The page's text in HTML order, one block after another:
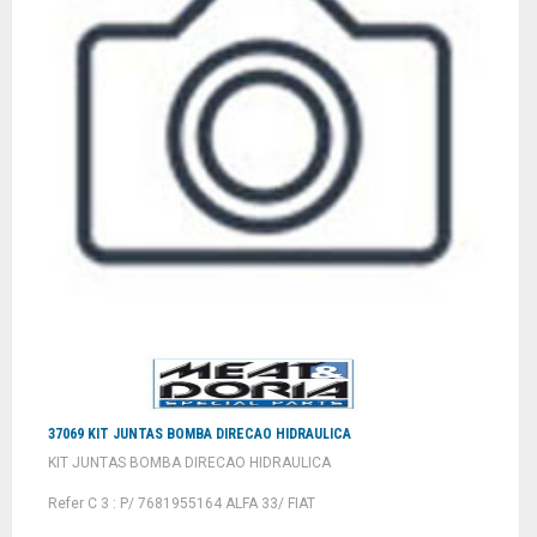
37069 KIT JUNTAS BOMBA DIRECAO HIDRAULICA
KIT JUNTAS BOMBA DIRECAO HIDRAULICA
Refer C 3 : P/ 7681955164 ALFA 33/ FIAT